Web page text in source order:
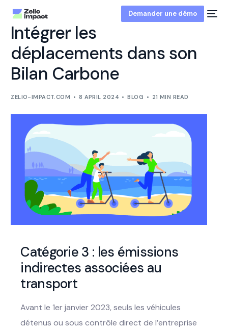
Demander une démo
Intégrer les
déplacements dans son
Bilan Carbone
ZELIO-IMPACT.COM 8 APRIL 2024 BLOG 21 MIN READ
Catégorie 3 : les émissions
indirectes associées au
transport
Avant le 1er janvier 2023, seuls les véhicules
détenus ou sous contrôle direct de l’entreprise